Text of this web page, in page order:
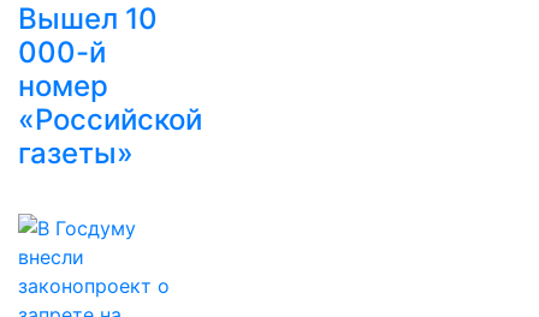
Вышел 10
000-й
номер
«Российской
газеты»